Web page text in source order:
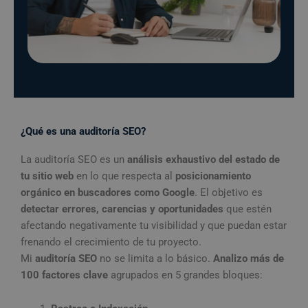
¿Qué es una auditoría SEO?
La auditoría SEO es un análisis exhaustivo del estado de
tu sitio web en lo que respecta al posicionamiento
orgánico en buscadores como Google. El objetivo es
detectar errores, carencias y oportunidades que estén
afectando negativamente tu visibilidad y que puedan estar
frenando el crecimiento de tu proyecto.
Mi auditoría SEO no se limita a lo básico. Analizo más de
100 factores clave agrupados en 5 grandes bloques: